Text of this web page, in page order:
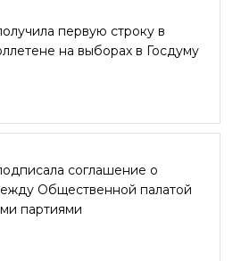
первую строку в
на выборах в Госдуму
соглашение о
Общественной палатой
партиями